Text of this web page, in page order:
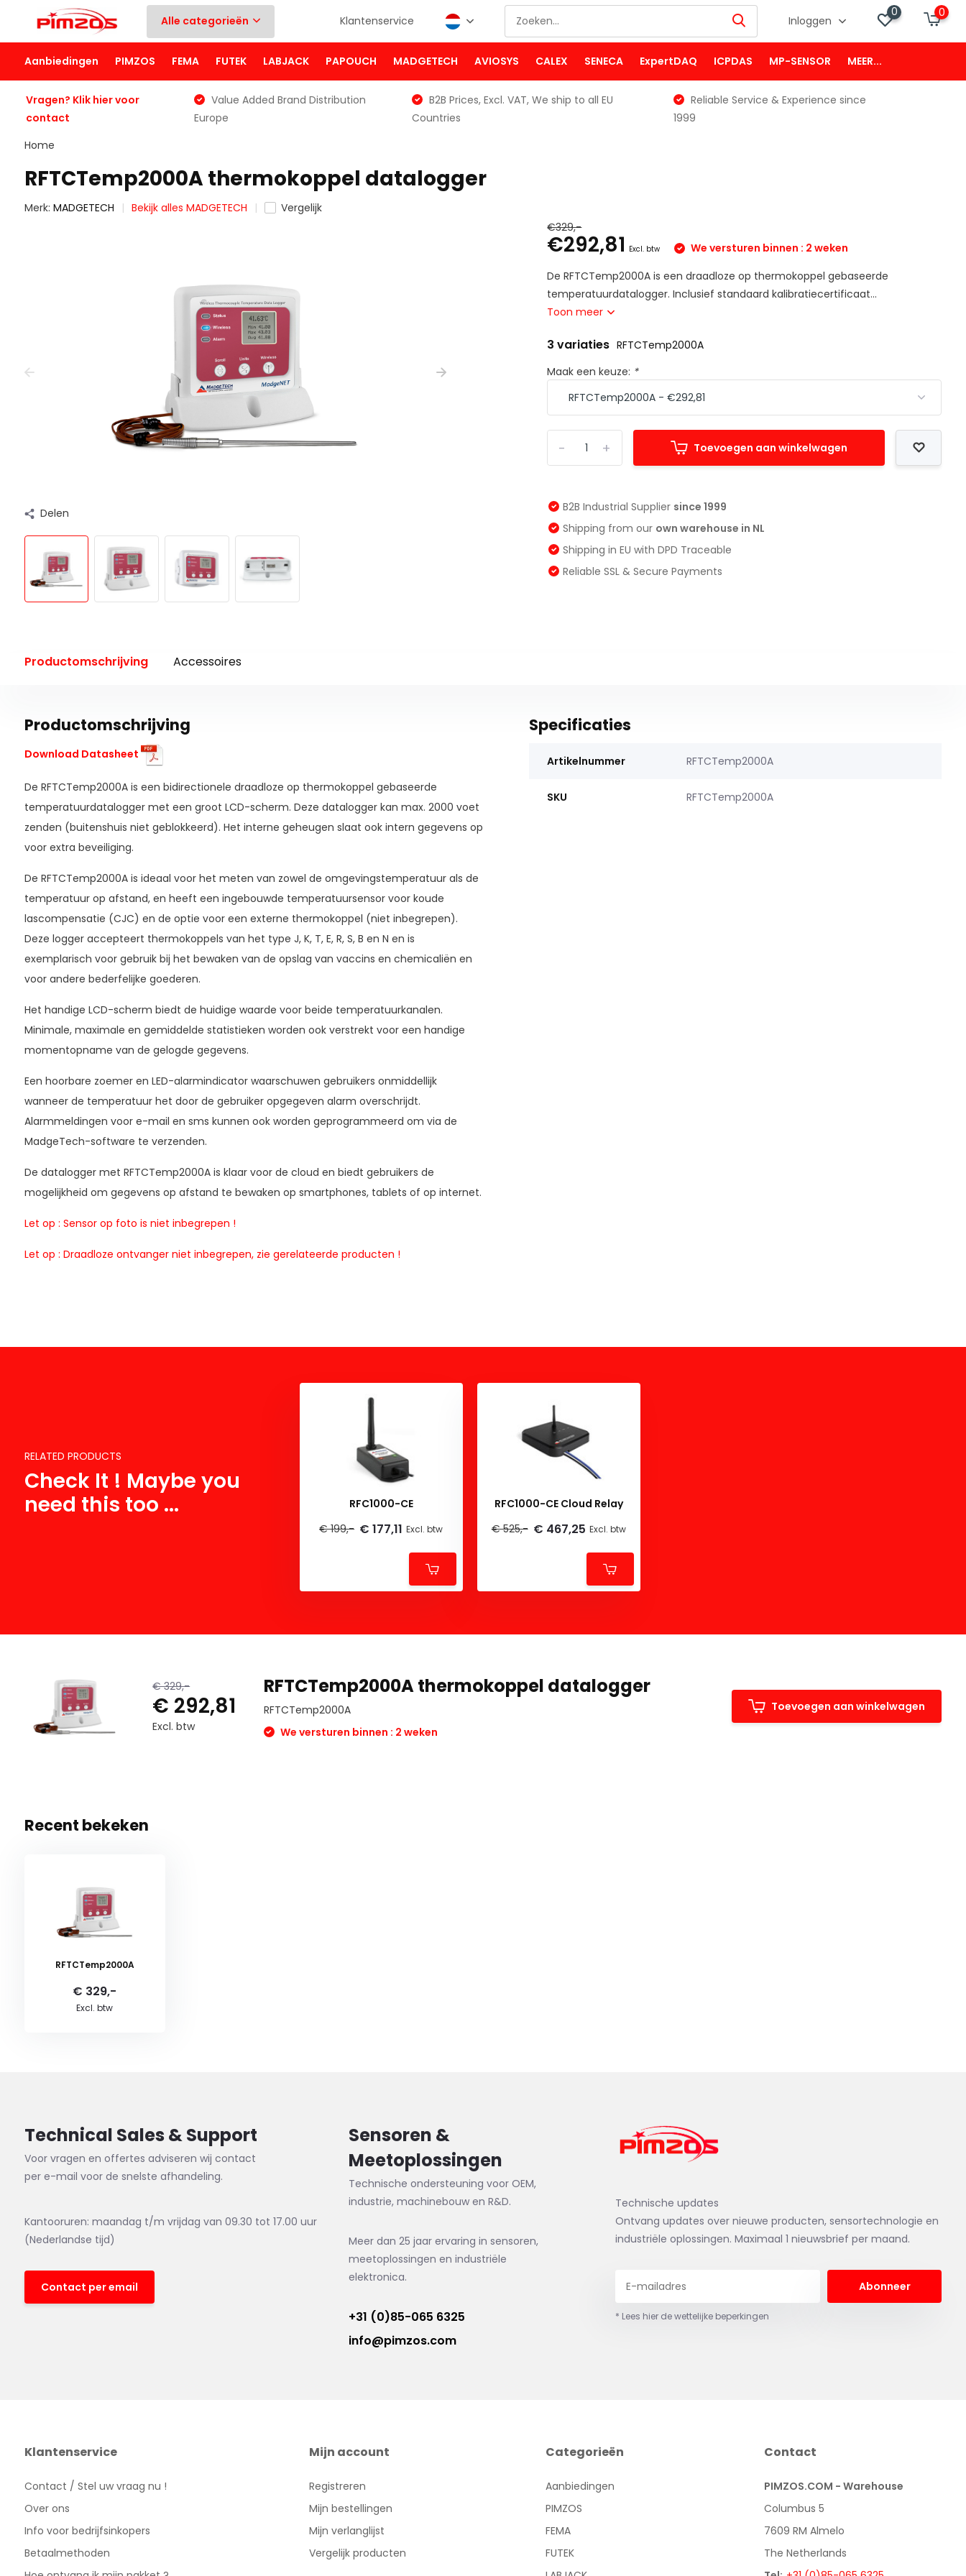
Alle categorieën Klantenservice Inloggen
0 0
Aanbiedingen PIMZOS FEMA FUTEK LABJACK PAPOUCH MADGETECH AVIOSYS CALEX SENECA ExpertDAQ ICPDAS MP-SENSOR MEER...
Vragen? Klik hier voor
contact
Value Added Brand Distribution
Europe
B2B Prices, Excl. VAT, We ship to all EU
Countries
Reliable Service & Experience since
1999
Home
RFTCTemp2000A thermokoppel datalogger
Merk: MADGETECH Bekijk alles MADGETECH Vergelijk
Delen
€329,-
€292,81 Excl. btw
We versturen binnen : 2 weken
De RFTCTemp2000A is een draadloze op thermokoppel gebaseerde
temperatuurdatalogger. Inclusief standaard kalibratiecertificaat...
Toon meer
3 variaties RFTCTemp2000A
Maak een keuze: *
+
- Toevoegen aan winkelwagen
B2B Industrial Supplier since 1999
Shipping from our own warehouse in NL
Shipping in EU with DPD Traceable
Reliable SSL & Secure Payments
Productomschrijving Accessoires
Productomschrijving
Download Datasheet
De RFTCTemp2000A is een bidirectionele draadloze op thermokoppel gebaseerde
temperatuurdatalogger met een groot LCD-scherm. Deze datalogger kan max. 2000 voet
zenden (buitenshuis niet geblokkeerd). Het interne geheugen slaat ook intern gegevens op
voor extra beveiliging.
De RFTCTemp2000A is ideaal voor het meten van zowel de omgevingstemperatuur als de
temperatuur op afstand, en heeft een ingebouwde temperatuursensor voor koude
lascompensatie (CJC) en de optie voor een externe thermokoppel (niet inbegrepen).
Deze logger accepteert thermokoppels van het type J, K, T, E, R, S, B en N en is
exemplarisch voor gebruik bij het bewaken van de opslag van vaccins en chemicaliën en
voor andere bederfelijke goederen.
Het handige LCD-scherm biedt de huidige waarde voor beide temperatuurkanalen.
Minimale, maximale en gemiddelde statistieken worden ook verstrekt voor een handige
momentopname van de gelogde gegevens.
Een hoorbare zoemer en LED-alarmindicator waarschuwen gebruikers onmiddellijk
wanneer de temperatuur het door de gebruiker opgegeven alarm overschrijdt.
Alarmmeldingen voor e-mail en sms kunnen ook worden geprogrammeerd om via de
MadgeTech-software te verzenden.
De datalogger met RFTCTemp2000A is klaar voor de cloud en biedt gebruikers de
mogelijkheid om gegevens op afstand te bewaken op smartphones, tablets of op internet.
Let op : Sensor op foto is niet inbegrepen !
Let op : Draadloze ontvanger niet inbegrepen, zie gerelateerde producten !
Specificaties
Artikelnummer RFTCTemp2000A
SKU RFTCTemp2000A
RELATED PRODUCTS
Check It ! Maybe you
need this too ...
RFC1000-CE
€ 199,- € 177,11 Excl. btw
RFC1000-CE Cloud Relay
€ 525,- € 467,25 Excl. btw
€ 329,-
€ 292,81
Excl. btw
RFTCTemp2000A thermokoppel datalogger
RFTCTemp2000A
We versturen binnen : 2 weken
Toevoegen aan winkelwagen
Recent bekeken
RFTCTemp2000A
€ 329,-
Excl. btw
Technical Sales & Support
Voor vragen en offertes adviseren wij contact
per e-mail voor de snelste afhandeling.
Kantooruren: maandag t/m vrijdag van 09.30 tot 17.00 uur
(Nederlandse tijd)
Contact per email
Sensoren &
Meetoplossingen
Technische ondersteuning voor OEM,
industrie, machinebouw en R&D.
Meer dan 25 jaar ervaring in sensoren,
meetoplossingen en industriële
elektronica.
+31 (0)85-065 6325
info@pimzos.com
Technische updates
Ontvang updates over nieuwe producten, sensortechnologie en
industriële oplossingen. Maximaal 1 nieuwsbrief per maand.
Abonneer
* Lees hier de wettelijke beperkingen
Klantenservice
Contact / Stel uw vraag nu !
Over ons
Info voor bedrijfsinkopers
Betaalmethoden
Mijn account
Registreren
Mijn bestellingen
Mijn verlanglijst
Vergelijk producten
Categorieën
Aanbiedingen
PIMZOS
FEMA
FUTEK
Contact
PIMZOS.COM - Warehouse
Columbus 5
7609 RM Almelo
The Netherlands